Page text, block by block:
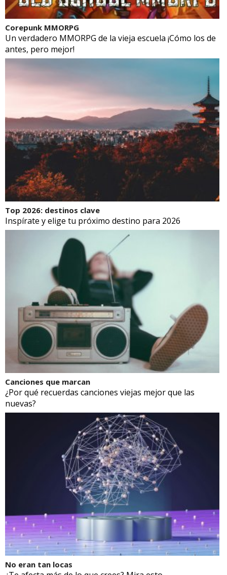
Corepunk MMORPG
Un verdadero MMORPG de la vieja escuela ¡Cómo los de
antes, pero mejor!
Top 2026: destinos clave
Inspírate y elige tu próximo destino para 2026
Canciones que marcan
¿Por qué recuerdas canciones viejas mejor que las
nuevas?
No eran tan locas